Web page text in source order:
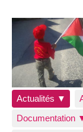
Actualités ▼
Documentation